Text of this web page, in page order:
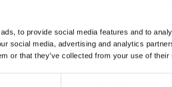
to provide social media features and to
social media, advertising and analytics
or that they’ve collected from your use of
OHNE
BLEIBEN: